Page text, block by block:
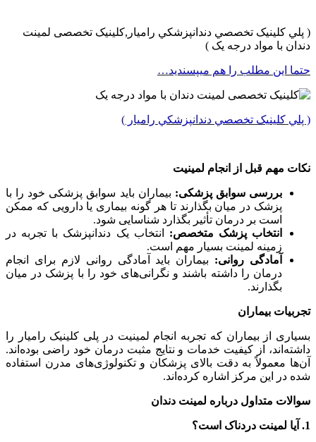
( پلي کلينیک تخصصي دندانپزشکي راميار,کلینیک تخصصی لمینت
دندان با مواد درجه یک )
حتما این مطلب را هم میپسندید…
( پلي کلينیک تخصصي دندانپزشکي راميار )
نکات مهم قبل از انجام لمینیت
بررسی سوابق پزشکی: بیماران باید سوابق پزشکی خود را با
پزشک در میان بگذارند تا هر گونه بیماری یا دارویی که ممکن
است بر درمان تأثیر بگذارد شناسایی شود.
انتخاب پزشک متخصص: انتخاب یک دندانپزشک با تجربه در
زمینه لمینت بسیار مهم است.
آمادگی روانی: بیماران باید آمادگی روانی لازم برای انجام
درمان را داشته باشند و نگرانی‌های خود را با پزشک در میان
بگذارند.
تجربیات بیماران
بسیاری از بیماران که تجربه انجام لمینیت در پلی کلینیک رامیار را
داشته‌اند، از کیفیت خدمات و نتایج مثبت درمان خود راضی بوده‌اند.
آن‌ها معمولاً به دقت بالای پزشکان و تکنولوژی‌های مدرن استفاده
شده در این مرکز اشاره کرده‌اند.
سوالات متداول درباره لمینت دندان
1. آیا لمینت دردناک است؟